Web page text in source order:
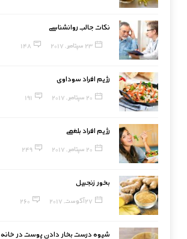
نکات جالب روانشناسی
23 سپتامبر, 2017 148
رژیم افراد سوداوی
20 سپتامبر, 2017 191
رژیم افراد بلغمی
20 سپتامبر, 2017 249
بخور زنجبیل
27 آگوست, 2017 260
شیوه درست بخار دادن پوست در خانه